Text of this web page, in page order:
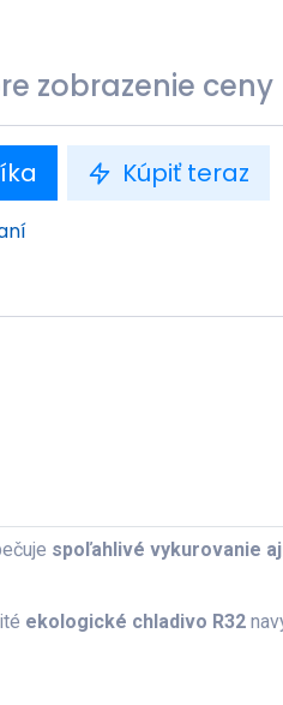
zobrazenie ceny
Kúpiť teraz
spoľahlivé vykurovanie aj
ekologické chladivo R32